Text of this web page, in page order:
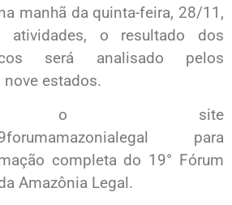
manhã da quinta-feira, 28/11,
atividades, o resultado dos
será analisado pelos
estados.
o site
para
completa do 19° Fórum
Amazônia Legal.